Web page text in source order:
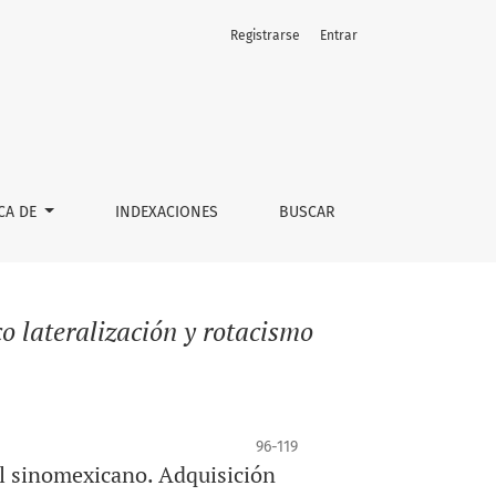
DE INDEXACIONES BUSCAR
Registrarse Entrar
lateralización y rotacismo
96-119
sinomexicano. Adquisición